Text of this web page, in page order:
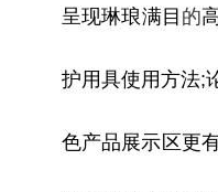
呈现琳琅满目 的
护用具使用方法;
色产品展示区更